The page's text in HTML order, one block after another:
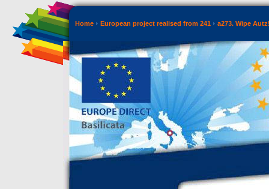
Home European project realised from 241 a273. Wipe